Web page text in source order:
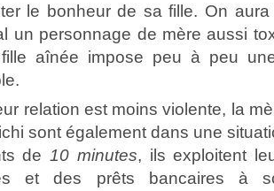
le bonheur de sa fille. On
un personnage de mère aussi
aînée impose peu à peu
relation est moins violente, la
sont également dans une
de 10 minutes, ils exploitent
et des prêts bancaires à